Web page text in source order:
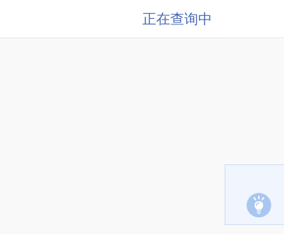
正在查询中